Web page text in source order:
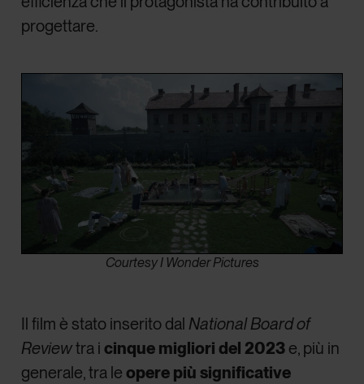
progettare.
Courtesy I Wonder Pictures
Il film è stato inserito dal National Board of
Reviewtra icinque migliori del 2023 e, più in
generale, tra leopere più significative